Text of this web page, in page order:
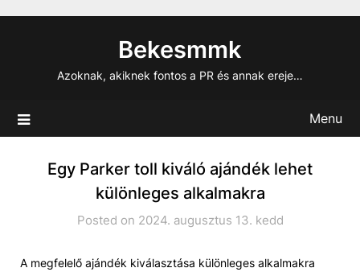
Bekesmmk
Azoknak, akiknek fontos a PR és annak ereje…
Menu
Egy Parker toll kiváló ajándék lehet
különleges alkalmakra
Posted on 2024. augusztus 13. kedd
A megfelelő ajándék kiválasztása különleges alkalmakra